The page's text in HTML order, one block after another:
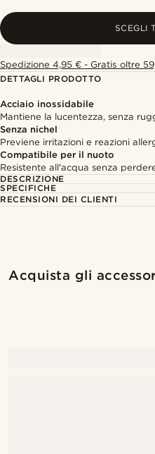
SCEGLI
Spedizione 4,95 € - Gratis oltre
DETTAGLI PRODOTTO
Acciaio inossidabile
Mantiene la lucentezza, senza
Senza nichel
Previene irritazioni e reazioni
Compatibile per il nuoto
Resistente all'acqua senza
DESCRIZIONE
SPECIFICHE
RECENSIONI DEI CLIENTI
Acquista gli